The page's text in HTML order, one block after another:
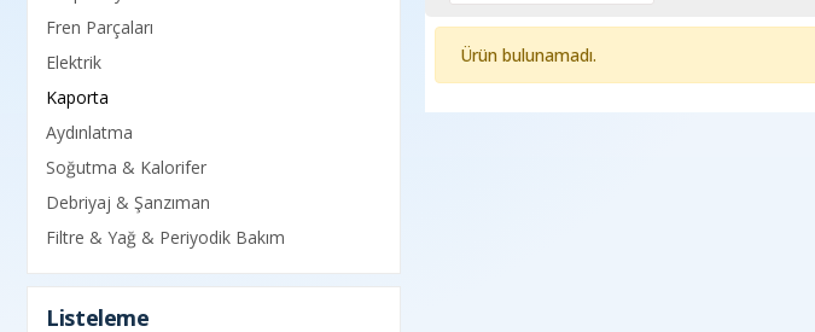
Fren Parçaları
Elektrik
Kaporta
Aydınlatma
Soğutma & Kalorifer
Debriyaj & Şanzıman
Filtre & Yağ & Periyodik Bakım
Listeleme
Ürün bulunamadı.